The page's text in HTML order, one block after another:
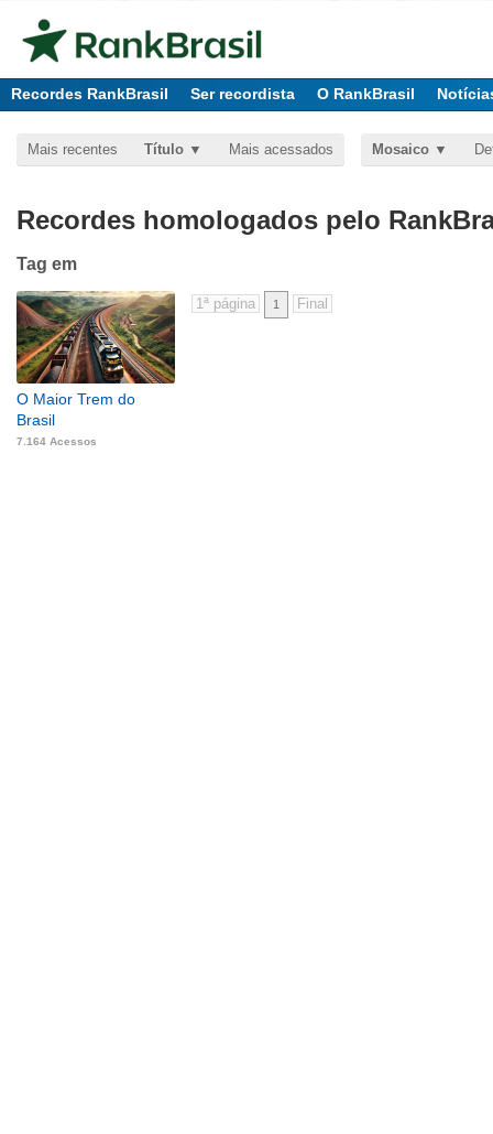
Recordes RankBrasil Ser recordista O RankBrasil
Mais recentes Título Mais acessados Mosaico
Recordes homologados pelo
Tag em
O Maior Trem do
Brasil
7.164 Acessos
1